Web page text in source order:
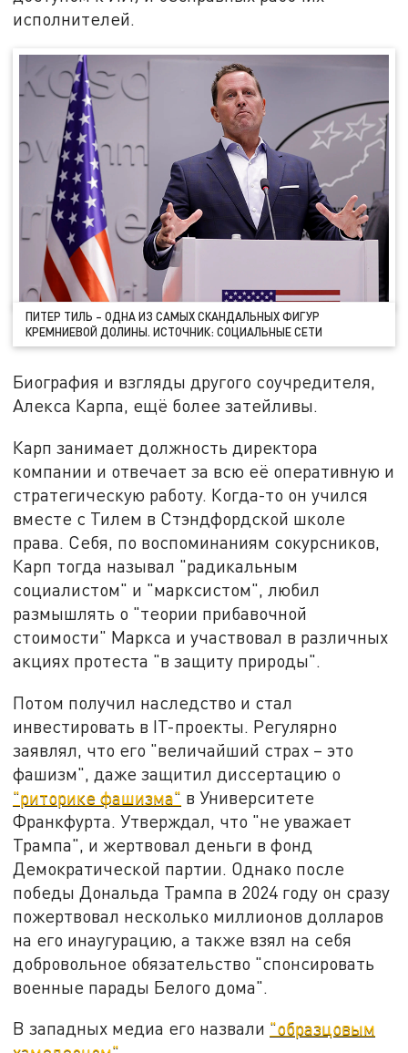
исполнителей.
ПИТЕР ТИЛЬ – ОДНА ИЗ САМЫХ СКАНДАЛЬНЫХ ФИГУР
КРЕМНИЕВОЙ ДОЛИНЫ. ИСТОЧНИК: СОЦИАЛЬНЫЕ СЕТИ
Биография и взгляды другого соучредителя,
Алекса Карпа, ещё более затейливы.
Карп занимает должность директора
компании и отвечает за всю её оперативную и
стратегическую работу. Когда-то он учился
вместе с Тилем в Стэндфордской школе
права. Себя, по воспоминаниям сокурсников,
Карп тогда называл "радикальным
социалистом" и "марксистом", любил
размышлять о "теории прибавочной
стоимости" Маркса и участвовал в различных
акциях протеста "в защиту природы".
Потом получил наследство и стал
инвестировать в IT-проекты. Регулярно
заявлял, что его "величайший страх – это
фашизм", даже защитил диссертацию о
"риторике фашизма" в Университете
Франкфурта. Утверждал, что "не уважает
Трампа", и жертвовал деньги в фонд
Демократической партии. Однако после
победы Дональда Трампа в 2024 году он сразу
пожертвовал несколько миллионов долларов
на его инаугурацию, а также взял на себя
добровольное обязательство "спонсировать
военные парады Белого дома".
В западных медиа его назвали "образцовым